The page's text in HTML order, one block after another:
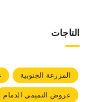
التاجات
المزرعة الجنوبية
عروض التميمي الدمام